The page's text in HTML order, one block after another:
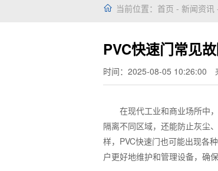
当前位置： 首页 - 新闻资讯
PVC快速门常见
时间：2025-08-05 10:26:00
在现代工业和商业场所中，
隔离不同区域，还能防止灰尘
样， PVC快速门也可能出现各
户更好地维护和管理设备，确